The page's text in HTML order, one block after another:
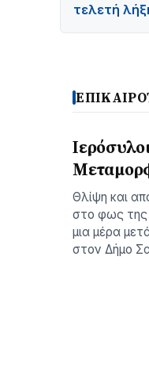
τελετή
Θλίψη και
στο φως της
μια μέρα
στον Δήμο